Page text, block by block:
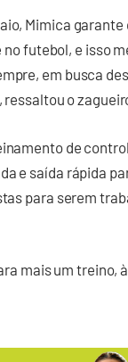
Mimica garante
futebol, e isso
em busca
o
de
e saída rápida
para serem
mais um treino,